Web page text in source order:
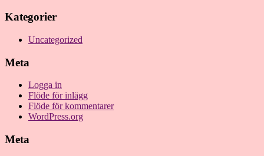
Kategorier
Uncategorized
Meta
Logga in
Flöde för inlägg
Flöde för kommentarer
WordPress.org
Meta